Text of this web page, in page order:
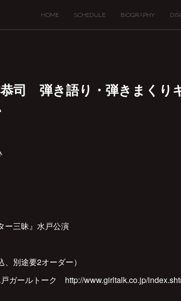
HOME SCHEDULE BIOGRAPHY
司 弾き語り・弾きまくり
ー三昧』水戸公演
別途要2オーダー）
ガールトーク http://www.girltalk.co.jp/